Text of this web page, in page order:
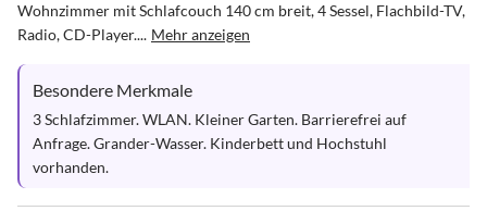
Wohnzimmer mit Schlafcouch 140 cm breit, 4 Sessel, Flachbild-TV,
Radio, CD-Player.... Mehr anzeigen
Besondere Merkmale
3 Schlafzimmer. WLAN. Kleiner Garten. Barrierefrei auf
Anfrage. Grander-Wasser. Kinderbett und Hochstuhl
vorhanden.